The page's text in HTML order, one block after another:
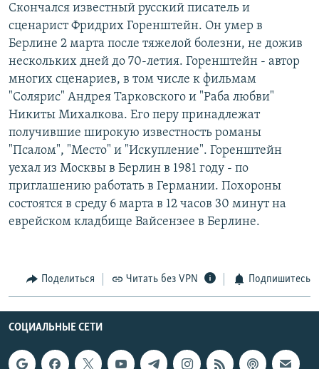
поиску
СЕВЕР.РЕАЛИИ
СИБИРЬ.РЕАЛИИ
РАСПИСАНИЕ ВЕЩАНИЯ
ПОДПИШИТЕСЬ НА РАССЫЛКУ
Все сайты РСЕ/РС
Скончался известный русский писатель и
сценарист Фридрих Горенштейн. Он умер в
Берлине 2 марта после тяжелой болезни, не дожив
нескольких дней до 70-летия. Горенштейн - автор
многих сценариев, в том числе к фильмам
"Солярис" Андрея Тарковского и "Раба любви"
Никиты Михалкова. Его перу принадлежат
получившие широкую известность романы
"Псалом", "Место" и "Искупление". Горенштейн
уехал из Москвы в Берлин в 1981 году - по
приглашению работать в Германии. Похороны
состоятся в среду 6 марта в 12 часов 30 минут на
еврейском кладбище Вайсензее в Берлине.
Поделиться Читать без VPN Подпишитесь
СОЦИАЛЬНЫЕ СЕТИ